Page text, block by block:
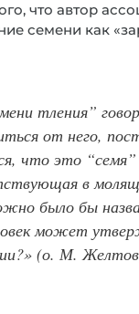
что автор
семени как
тления”
от него,
что это “семя”
в
было бы
может
(о. М.